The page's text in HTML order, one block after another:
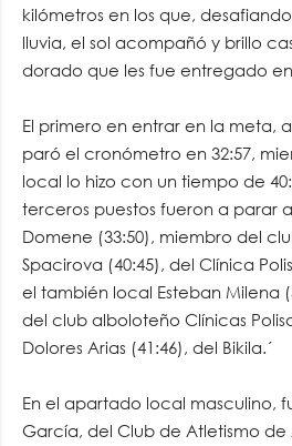
kilómetros en los que,
lluvia, el sol acompañó y brillo
dorado que les fue entregado
El primero en entrar en la meta,
paró el cronómetro en 32:57,
local lo hizo con un tiempo de
terceros puestos fueron a parar
Domene (33:50), miembro del
Spacirova (40:45), del Clínica
el también local Esteban Milena
del club alboloteño Clínicas
Dolores Arias (41:46), del Bikila.´
En el apartado local masculino,
García, del Club de Atletismo